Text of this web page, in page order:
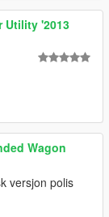
Utility '2013
Wagon
versjon polis